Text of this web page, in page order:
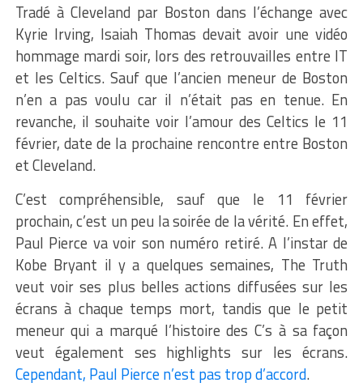
Tradé à Cleveland par Boston dans l’échange avec
Kyrie Irving, Isaiah Thomas devait avoir une vidéo
hommage mardi soir, lors des retrouvailles entre IT
et les Celtics. Sauf que l’ancien meneur de Boston
n’en a pas voulu car il n’était pas en tenue. En
revanche, il souhaite voir l’amour des Celtics le 11
février, date de la prochaine rencontre entre Boston
et Cleveland.
C’est compréhensible, sauf que le 11 février
prochain, c’est un peu la soirée de la vérité. En effet,
Paul Pierce va voir son numéro retiré. A l’instar de
Kobe Bryant il y a quelques semaines, The Truth
veut voir ses plus belles actions diffusées sur les
écrans à chaque temps mort, tandis que le petit
meneur qui a marqué l’histoire des C’s à sa façon
veut également ses highlights sur les écrans.
Cependant, Paul Pierce n’est pas trop d’accord.